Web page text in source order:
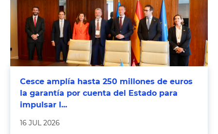
Cesce amplía hasta 250 millones de euros
la garantía por cuenta del Estado para
impulsar l...
16 JUL 2026